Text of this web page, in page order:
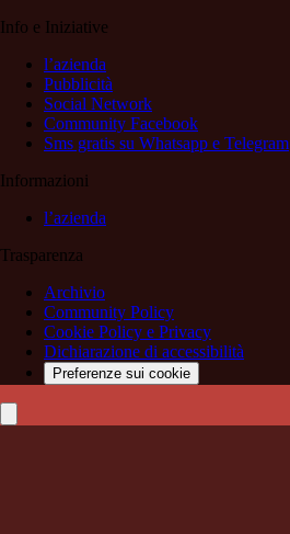
Info e Iniziative
l’azienda
Pubblicità
Social Network
Community Facebook
Sms gratis su Whatsapp e Telegram
Informazioni
l’azienda
Trasparenza
Archivio
Community Policy
Cookie Policy e Privacy
Dichiarazione di accessibilità
Preferenze sui cookie